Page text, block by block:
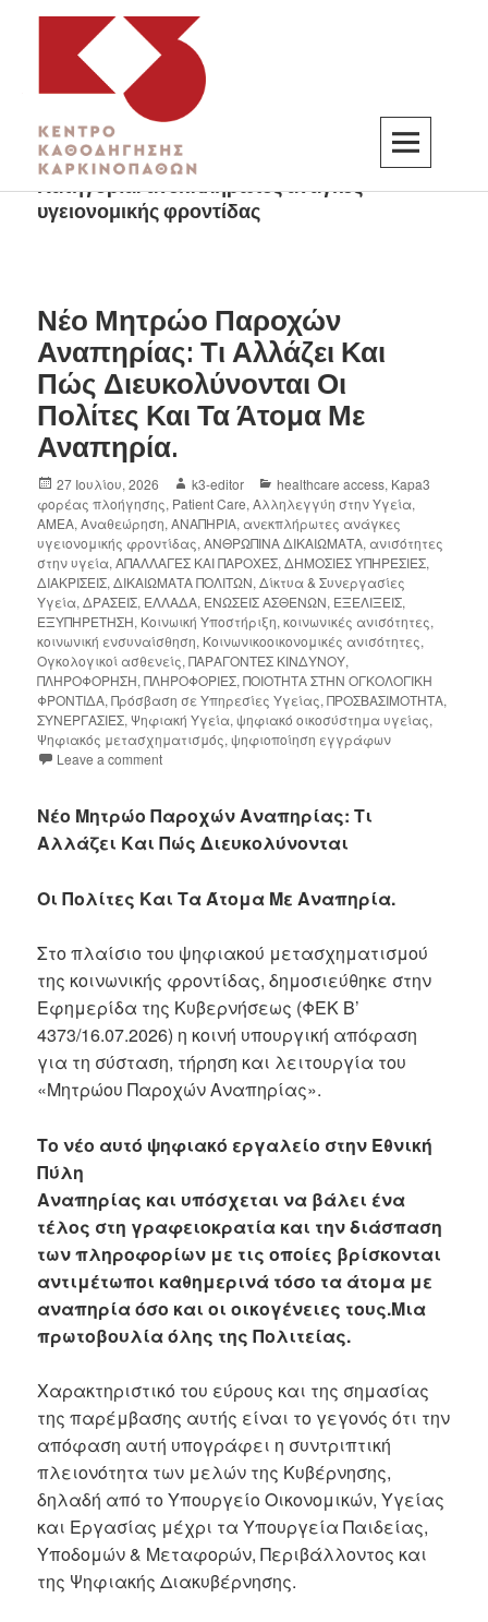
K3
ΚΕΝΤΡΟ ΚΑΘΟΔΗΓΗΣΗΣ ΚΑΡΚΙΝΟΠΑΘΩΝ
Κατηγορία:ανεκπλήρωτες ανάγκες
υγειονομικής φροντίδας
Νέο Μητρώο Παροχών
Αναπηρίας: Τι Αλλάζει Και
Πώς Διευκολύνονται Οι
Πολίτες Και Τα Άτομα Με
Αναπηρία.
27 Ιουλίου, 2026 k3-editor healthcare access, Kapa3
φορέας πλοήγησης, Patient Care,Αλληλεγγύη στην Υγεία,
ΑΜΕΑ,Αναθεώρηση,ΑΝΑΠΗΡΙΑ, ανεκπλήρωτες ανάγκες
υγειονομικής φροντίδας,ΑΝΘΡΩΠΙΝΑ ΔΙΚΑΙΩΜΑΤΑ, ανισότητες
στην υγεία,ΑΠΑΛΛΑΓΕΣ ΚΑΙ ΠΑΡΟΧΕΣ,ΔΗΜΟΣΙΕΣ ΥΠΗΡΕΣΙΕΣ,
ΔΙΑΚΡΙΣΕΙΣ,ΔΙΚΑΙΩΜΑΤΑ ΠΟΛΙΤΩΝ,Δίκτυα & Συνεργασίες
Υγεία,ΔΡΑΣΕΙΣ, ΕΛΛΑΔΑ, ΕΝΩΣΕΙΣ ΑΣΘΕΝΩΝ, ΕΞΕΛΙΞΕΙΣ,
ΕΞΥΠΗΡΕΤΗΣΗ, Κοινωική Υποστήριξη,κοινωνικές ανισότητες,
κοινωνική ενσυναίσθηση, Κοινωνικοοικονομικές ανισότητες,
Ογκολογικοί ασθενείς,ΠΑΡΑΓΟΝΤΕΣ ΚΙΝΔΥΝΟΥ,
ΠΛΗΡΟΦΟΡΗΣΗ,ΠΛΗΡΟΦΟΡΙΕΣ,ΠΟΙΟΤΗΤΑ ΣΤΗΝ ΟΓΚΟΛΟΓΙΚΗ
ΦΡΟΝΤΙΔΑ,Πρόσβαση σε Υπηρεσίες Υγείας,ΠΡΟΣΒΑΣΙΜΟΤΗΤΑ,
ΣΥΝΕΡΓΑΣΙΕΣ,Ψηφιακή Υγεία,ψηφιακό οικοσύστημα υγείας,
Ψηφιακός μετασχηματισμός,ψηφιοποίηση εγγράφων
Leave a comment
Νέο Μητρώο Παροχών Αναπηρίας: Τι
Αλλάζει Και Πώς Διευκολύνονται
Οι Πολίτες Και Τα Άτομα Με Αναπηρία.
Στο πλαίσιο του ψηφιακού μετασχηματισμού
της κοινωνικής φροντίδας, δημοσιεύθηκε στην
Εφημερίδα της Κυβερνήσεως (ΦΕΚ Β’
4373/16.07.2026) η κοινή υπουργική απόφαση
για τη σύσταση, τήρηση και λειτουργία του
«Μητρώου Παροχών Αναπηρίας».
Το νέο αυτό ψηφιακό εργαλείο στην Εθνική
Πύλη
Αναπηρίας και υπόσχεται να βάλει ένα
τέλος στη γραφειοκρατία και την διάσπαση
των πληροφορίων με τις οποίες βρίσκονται
αντιμέτωποι καθημερινά τόσο τα άτομα με
αναπηρία όσο και οι οικογένειες τους.Μια
πρωτοβουλία όλης της Πολιτείας.
Χαρακτηριστικό του εύρους και της σημασίας
της παρέμβασης αυτής είναι το γεγονός ότι την
απόφαση αυτή υπογράφει η συντριπτική
πλειονότητα των μελών της Κυβέρνησης,
δηλαδή από το Υπουργείο Οικονομικών, Υγείας
και Εργασίας μέχρι τα Υπουργεία Παιδείας,
Υποδομών & Μεταφορών, Περιβάλλοντος και
της Ψηφιακής Διακυβέρνησης.